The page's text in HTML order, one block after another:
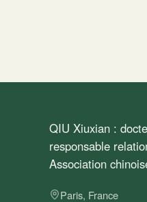
QIU Xiuxian :
responsable
Association
Paris, France